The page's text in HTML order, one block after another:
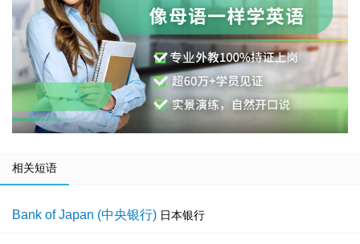
相关短语
Bank of Japan (中央银行) 日本银行